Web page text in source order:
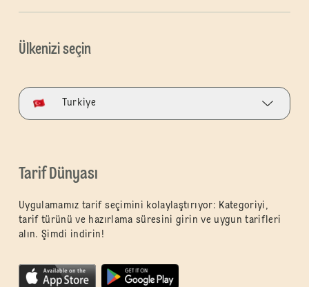
Ülkenizi seçin
Turkiye
Tarif Dünyası
Uygulamamız tarif seçimini kolaylaştırıyor: Kategoriyi,
tarif türünü ve hazırlama süresini girin ve uygun tarifleri
alın. Şimdi indirin!